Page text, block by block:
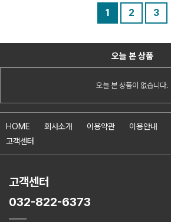
1 2 3
오늘 본 상품
오늘 본 상품이 없습니다.
HOME 회사소개 이용약관 이용안내
고객센터
고객센터
032-822-6373